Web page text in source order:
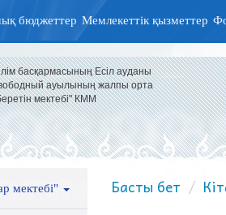
бюджеттер Мемлекеттік қызметтер
басқармасының Есіл ауданы
ауылының жалпы орта
мектебі" КММ
мектебі" Басты бет